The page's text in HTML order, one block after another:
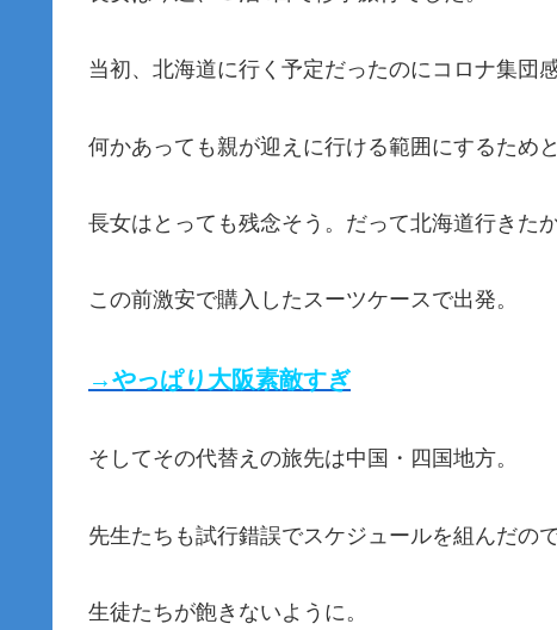
当初、北海道に行く予定だったのにコロナ集団
何かあっても親が迎えに行ける範囲にするためと
長女はとっても残念そう。だって北海道行きた
この前激安で購入したスーツケースで出発。
→やっぱり大阪素敵すぎ
そしてその代替えの旅先は中国・四国地方。
先生たちも試行錯誤でスケジュールを組んだの
生徒たちが飽きないように。